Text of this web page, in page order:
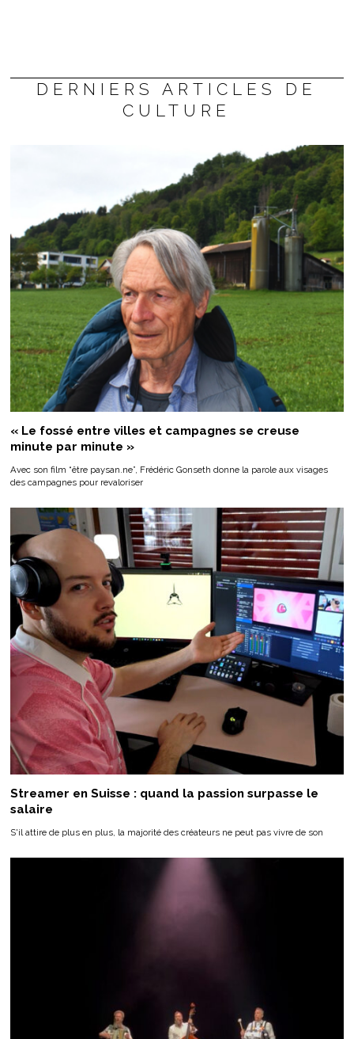
DERNIERS ARTICLES DE
CULTURE
« Le fossé entre villes et campagnes se creuse
minute par minute »
Avec son film “être paysan.ne”, Frédéric Gonseth donne la parole aux visages
des campagnes pour revaloriser
Streamer en Suisse : quand la passion surpasse le
salaire
S'il attire de plus en plus, la majorité des créateurs ne peut pas vivre de son